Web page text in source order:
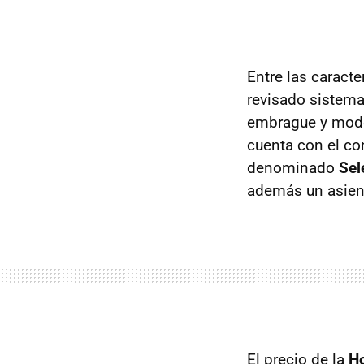
Entre las
revisado
embrague y
cuenta con el
denominado
además un
El precio de la